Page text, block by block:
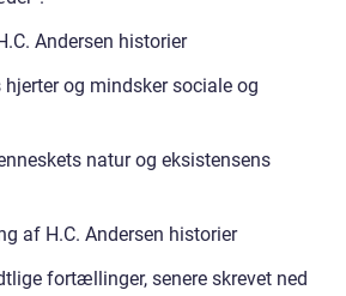
Andersen historier
og mindsker sociale og
natur og eksistensens
af H.C. Andersen historier
fortællinger, senere skrevet ned